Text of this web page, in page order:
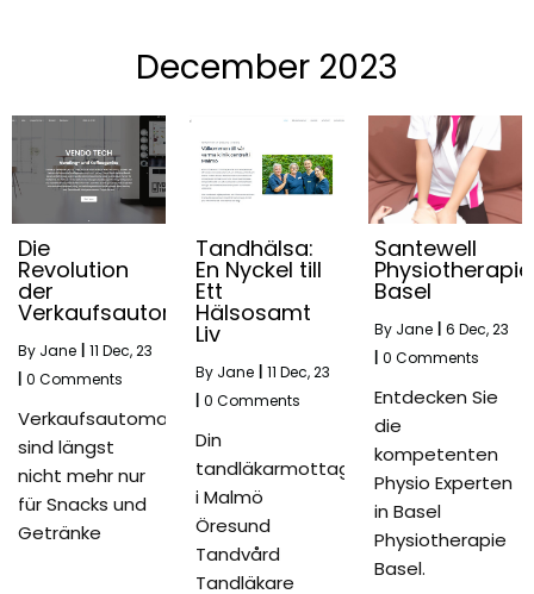
December 2023
Die
Revolution
der
Verkaufsautomaten
By Jane 11 Dec, 23
0 Comments
Verkaufsautomaten
sind längst
nicht mehr nur
für Snacks und
Getränke
Tandhälsa:
En Nyckel till
Ett
Hälsosamt
Liv
By Jane 11 Dec, 23
0 Comments
Din
tandläkarmottagning
i Malmö
Öresund
Tandvård
Tandläkare
Santewell
Physiotherapie
Basel
By Jane 6 Dec, 23
0 Comments
Entdecken Sie
die
kompetenten
Physio Experten
in Basel
Physiotherapie
Basel.